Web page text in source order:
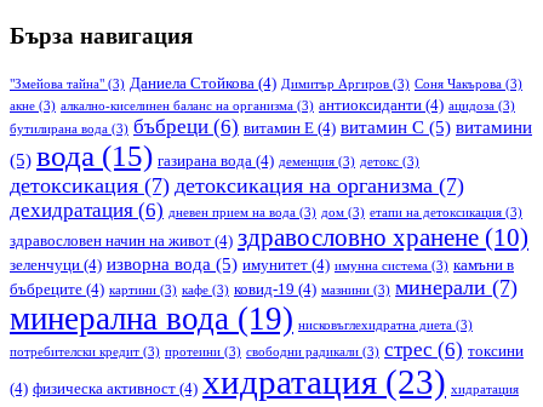
Бърза навигация
"Змейова тайна" (3) Даниела Стойкова (4) Димитър Аргиров (3) Соня Чакърова (3)
акне (3) алкално-киселинен баланс на организма (3) антиоксиданти (4) ацидоза (3)
бутилирана вода (3) бъбреци (6) витамин Е (4) витамин С (5) витамини
(5) вода (15) газирана вода (4) деменция (3) детокс (3)
детоксикация (7) детоксикация на организма (7)
дехидратация (6) дневен прием на вода (3) дом (3) етапи на детоксикация (3)
здравословен начин на живот (4) здравословно хранене (10)
зеленчуци (4) изворна вода (5) имунитет (4) имунна система (3) камъни в
бъбреците (4) картини (3) кафе (3) ковид-19 (4) мазнини (3) минерали (7)
минерална вода (19) нисковъглехидратна диета (3)
потребителски кредит (3) протеини (3) свободни радикали (3) стрес (6) токсини
(4) физическа активност (4) хидратация (23) хидратация